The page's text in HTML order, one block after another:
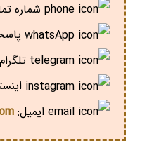
شماره
ایمیل: